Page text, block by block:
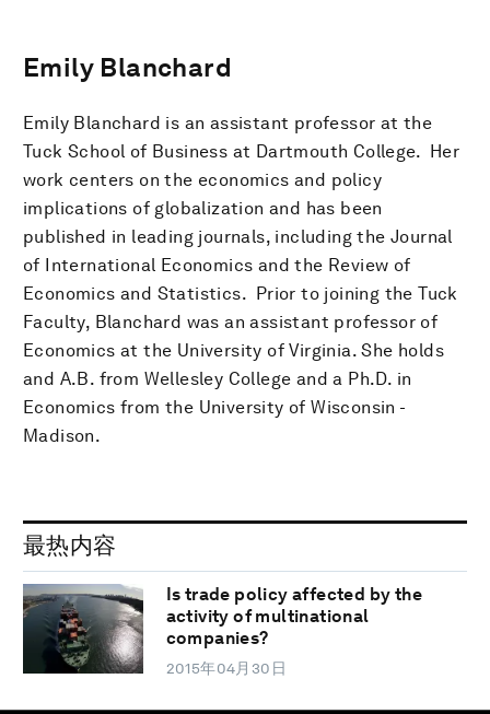
Emily Blanchard
Emily Blanchard is an assistant professor at the
Tuck School of Business at Dartmouth College. Her
work centers on the economics and policy
implications of globalization and has been
published in leading journals, including the Journal
of International Economics and the Review of
Economics and Statistics. Prior to joining the Tuck
Faculty, Blanchard was an assistant professor of
Economics at the University of Virginia. She holds
and A.B. from Wellesley College and a Ph.D. in
Economics from the University of Wisconsin -
Madison.
最热内容
Is trade policy affected by the
activity of multinational
companies?
2015年04月30日